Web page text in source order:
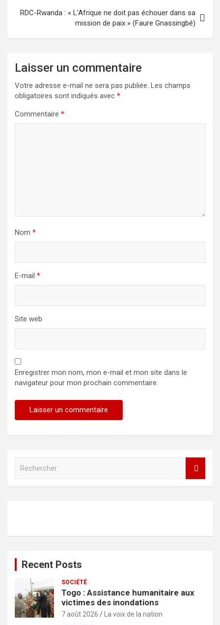
RDC-Rwanda : « L’Afrique ne doit pas échouer dans sa
mission de paix » (Faure Gnassingbé)
Laisser un commentaire
Votre adresse e-mail ne sera pas publiée. Les champs
obligatoires sont indiqués avec *
Commentaire *
Nom *
E-mail *
Site web
Enregistrer mon nom, mon e-mail et mon site dans le
navigateur pour mon prochain commentaire.
h
Recent Posts
SOCIÉTÉ
Togo : Assistance humanitaire aux
victimes des inondations
7 août 2026 La voix de la nation